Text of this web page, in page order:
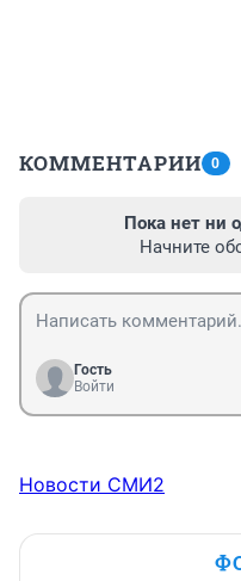
КОММЕНТАРИИ 0
Пока нет ни
Начните
Гость
Войти
Новости СМИ2